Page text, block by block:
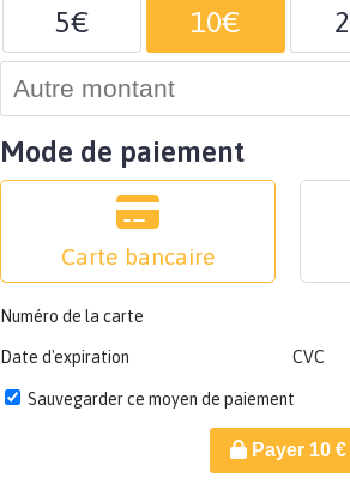
5€ 10€
Mode de paiement
Carte bancaire
Numéro de la carte
Date d'expiration CVC
Sauvegarder ce moyen de paiement
Payer 10€